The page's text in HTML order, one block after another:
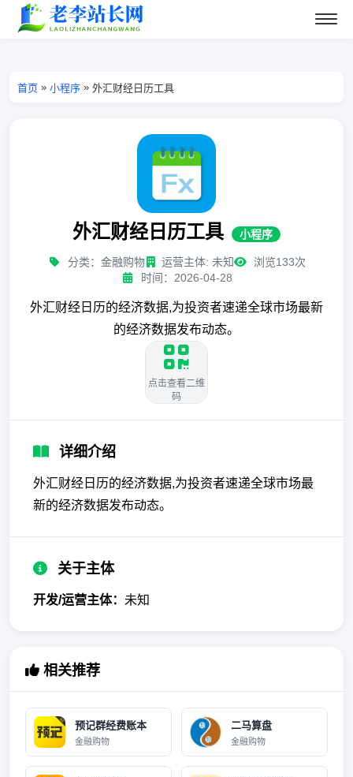
首页 » 小程序 » 外汇财经日历工具
外汇财经日历工具 小程序
分类：金融购物 运营主体: 未知
浏览133次
时间：2026-04-28
外汇财经日历的经济数据,为投资者速递全球市场最新
的经济数据发布动态。
点击查看二维
码
详细介绍
外汇财经日历的经济数据,为投资者速递全球市场最
新的经济数据发布动态。
关于主体
开发/运营主体： 未知
相关推荐
预记群经费账本
金融购物
二马算盘
金融购物